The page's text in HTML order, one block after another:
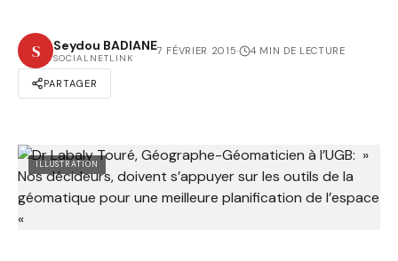
S Seydou BADIANE
SOCIALNETLINK
7 FÉVRIER 2015· 4 MIN DE LECTURE
PARTAGER
ILLUSTRATION